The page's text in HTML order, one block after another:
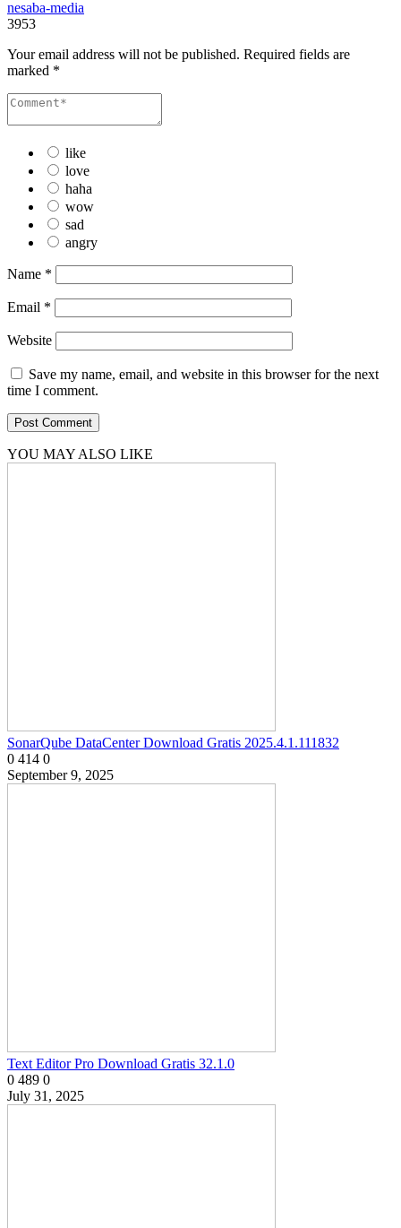
nesaba-media
3953
Your email address will not be published. Required fields are
marked *
like
love
haha
wow
sad
angry
Name *
Email *
Website
Save my name, email, and website in this browser for the next
time I comment.
YOU MAY ALSO LIKE
SonarQube DataCenter Download Gratis 2025.4.1.111832
0 414 0
September 9, 2025
Text Editor Pro Download Gratis 32.1.0
0 489 0
July 31, 2025